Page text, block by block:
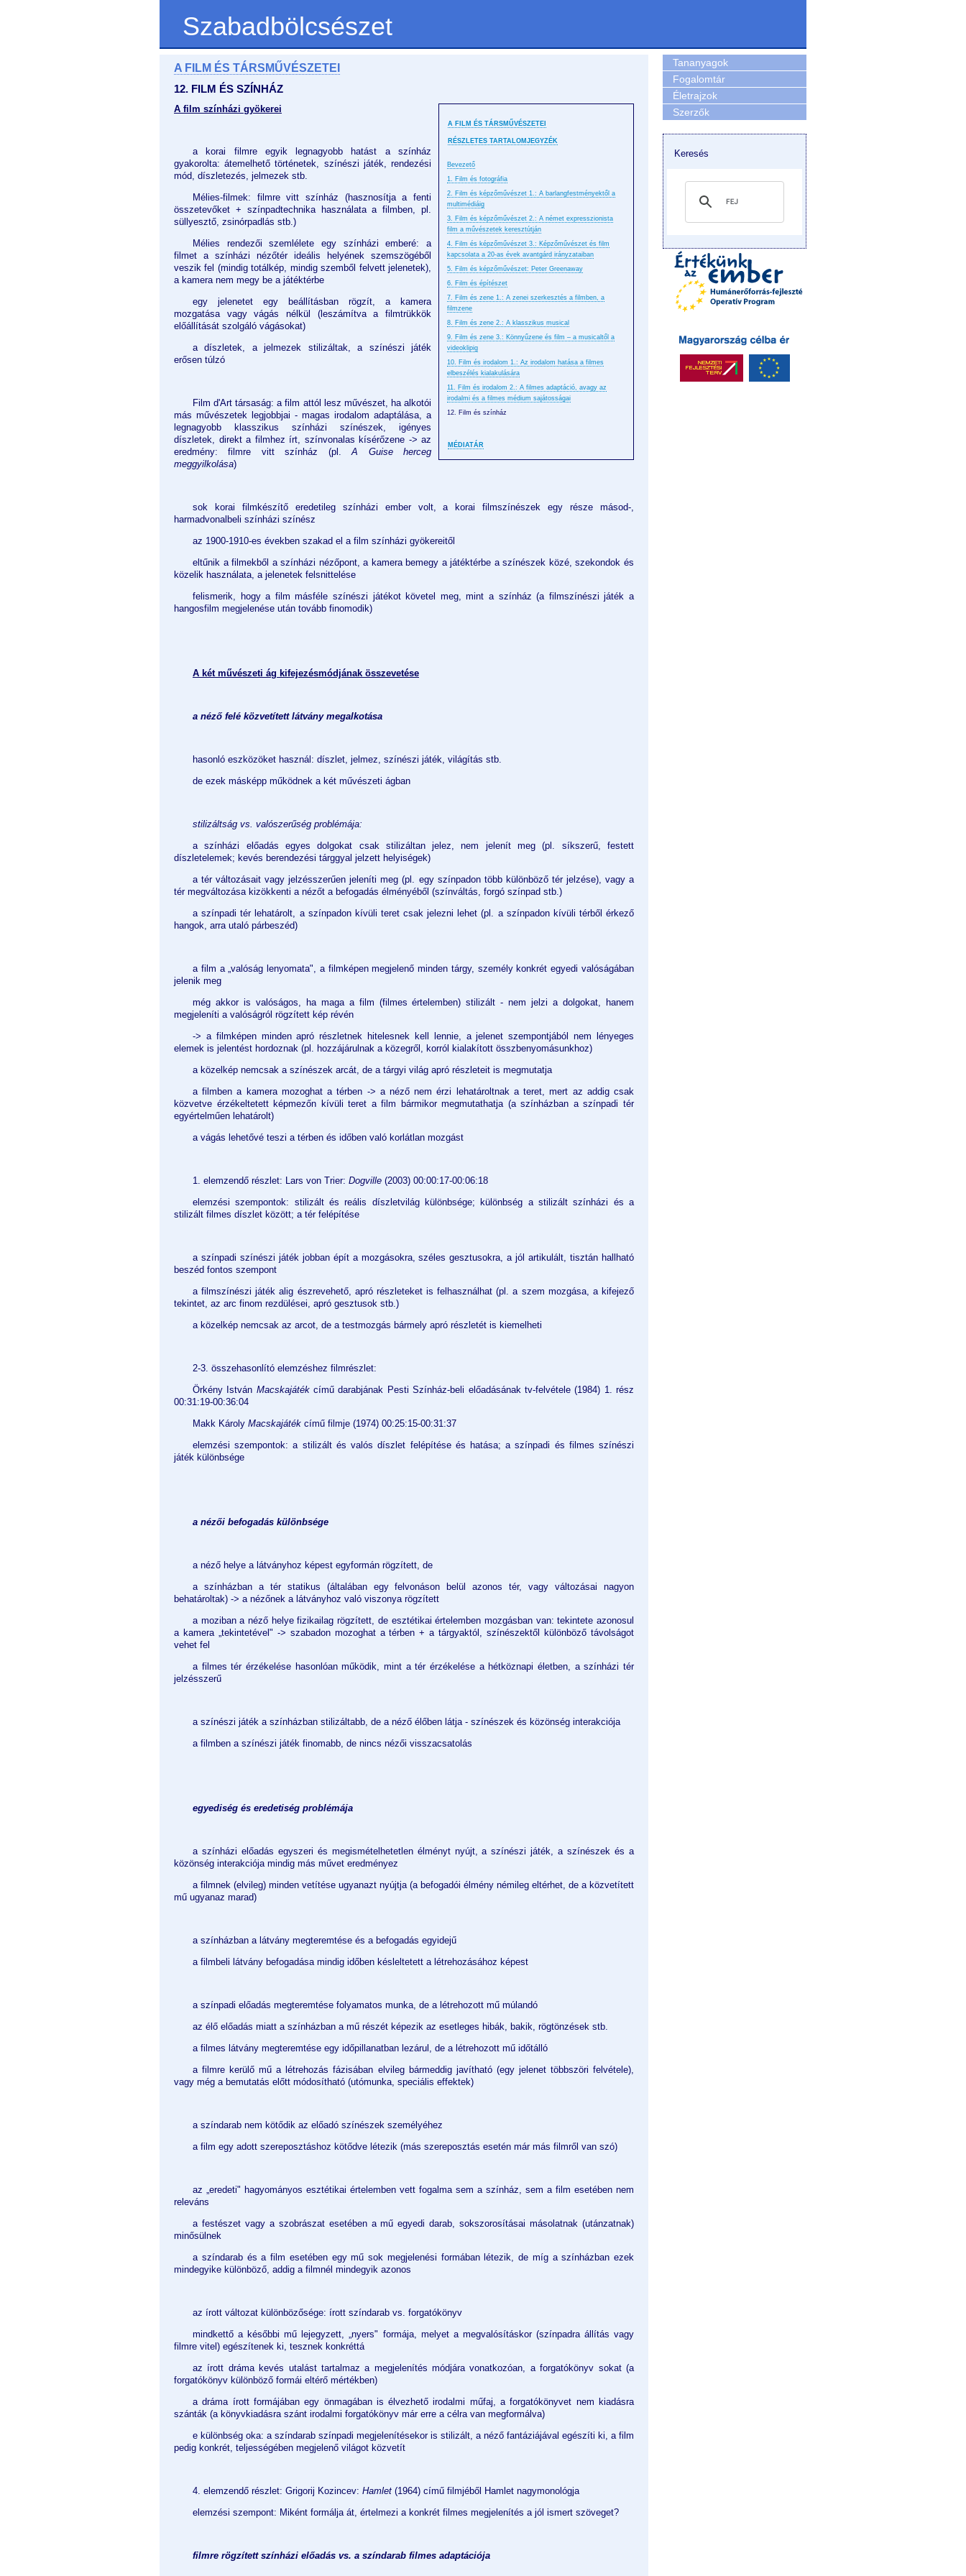
Szabadbölcsészet
A FILM ÉS TÁRSMŰVÉSZETEI
12. FILM ÉS SZÍNHÁZ
A FILM ÉS TÁRSMŰVÉSZETEI
RÉSZLETES TARTALOMJEGYZÉK
Bevezető
1. Film és fotográfia
2. Film és képzőművészet 1.: A barlangfestményektől a
multimédiáig
3. Film és képzőművészet 2.: A német expresszionista
film a művészetek keresztútján
4. Film és képzőművészet 3.: Képzőművészet és film
kapcsolata a 20-as évek avantgárd irányzataiban
5. Film és képzőművészet: Peter Greenaway
6. Film és építészet
7. Film és zene 1.: A zenei szerkesztés a filmben, a
filmzene
8. Film és zene 2.: A klasszikus musical
9. Film és zene 3.: Könnyűzene és film – a musicaltől a
videoklipig
10. Film és irodalom 1.: Az irodalom hatása a filmes
elbeszélés kialakulására
11. Film és irodalom 2.: A filmes adaptáció, avagy az
irodalmi és a filmes médium sajátosságai
12. Film és színház
MÉDIATÁR
A film színházi gyökerei
a korai filmre egyik legnagyobb hatást a színház
gyakorolta: átemelhető történetek, színészi játék, rendezési
mód, díszletezés, jelmezek stb.
Mélies-filmek: filmre vitt színház (hasznosítja a fenti
összetevőket + színpadtechnika használata a filmben, pl.
süllyesztő, zsinórpadlás stb.)
Mélies rendezői szemlélete egy színházi emberé: a
filmet a színházi nézőtér ideális helyének szemszögéből
veszik fel (mindig totálkép, mindig szemből felvett jelenetek),
a kamera nem megy be a játéktérbe
egy jelenetet egy beállításban rögzít, a kamera
mozgatása vagy vágás nélkül (leszámítva a filmtrükkök
előállítását szolgáló vágásokat)
a díszletek, a jelmezek stilizáltak, a színészi játék
erősen túlzó
Film d'Art társaság: a film attól lesz művészet, ha alkotói
más művészetek legjobbjai - magas irodalom adaptálása, a
legnagyobb klasszikus színházi színészek, igényes
díszletek, direkt a filmhez írt, színvonalas kísérőzene -> az
eredmény: filmre vitt színház (pl.A Guise herceg
meggyilkolása)
sok korai filmkészítő eredetileg színházi ember volt, a korai filmszínészek egy része másod-,
harmadvonalbeli színházi színész
az 1900-1910-es években szakad el a film színházi gyökereitől
eltűnik a filmekből a színházi nézőpont, a kamera bemegy a játéktérbe a színészek közé, szekondok és
közelik használata, a jelenetek felsnittelése
felismerik, hogy a film másféle színészi játékot követel meg, mint a színház (a filmszínészi játék a
hangosfilm megjelenése után tovább finomodik)
A két művészeti ág kifejezésmódjának összevetése
a néző felé közvetített látvány megalkotása
hasonló eszközöket használ: díszlet, jelmez, színészi játék, világítás stb.
de ezek másképp működnek a két művészeti ágban
stilizáltság vs. valószerűség problémája:
a színházi előadás egyes dolgokat csak stilizáltan jelez, nem jelenít meg (pl. síkszerű, festett
díszletelemek; kevés berendezési tárggyal jelzett helyiségek)
a tér változásait vagy jelzésszerűen jeleníti meg (pl. egy színpadon több különböző tér jelzése), vagy a
tér megváltozása kizökkenti a nézőt a befogadás élményéből (színváltás, forgó színpad stb.)
a színpadi tér lehatárolt, a színpadon kívüli teret csak jelezni lehet (pl. a színpadon kívüli térből érkező
hangok, arra utaló párbeszéd)
a film a „valóság lenyomata", a filmképen megjelenő minden tárgy, személy konkrét egyedi valóságában
jelenik meg
még akkor is valóságos, ha maga a film (filmes értelemben) stilizált - nem jelzi a dolgokat, hanem
megjeleníti a valóságról rögzített kép révén
-> a filmképen minden apró részletnek hitelesnek kell lennie, a jelenet szempontjából nem lényeges
elemek is jelentést hordoznak (pl. hozzájárulnak a közegről, korról kialakított összbenyomásunkhoz)
a közelkép nemcsak a színészek arcát, de a tárgyi világ apró részleteit is megmutatja
a filmben a kamera mozoghat a térben -> a néző nem érzi lehatároltnak a teret, mert az addig csak
közvetve érzékeltetett képmezőn kívüli teret a film bármikor megmutathatja (a színházban a színpadi tér
egyértelműen lehatárolt)
a vágás lehetővé teszi a térben és időben való korlátlan mozgást
1. elemzendő részlet: Lars von Trier: Dogville (2003) 00:00:17-00:06:18
elemzési szempontok: stilizált és reális díszletvilág különbsége; különbség a stilizált színházi és a
stilizált filmes díszlet között; a tér felépítése
a színpadi színészi játék jobban épít a mozgásokra, széles gesztusokra, a jól artikulált, tisztán hallható
beszéd fontos szempont
a filmszínészi játék alig észrevehető, apró részleteket is felhasználhat (pl. a szem mozgása, a kifejező
tekintet, az arc finom rezdülései, apró gesztusok stb.)
a közelkép nemcsak az arcot, de a testmozgás bármely apró részletét is kiemelheti
2-3. összehasonlító elemzéshez filmrészlet:
Örkény István Macskajátékcímű darabjának Pesti Színház-beli előadásának tv-felvétele (1984) 1. rész
00:31:19-00:36:04
Makk Károly Macskajáték című filmje (1974) 00:25:15-00:31:37
elemzési szempontok: a stilizált és valós díszlet felépítése és hatása; a színpadi és filmes színészi
játék különbsége
a nézői befogadás különbsége
a néző helye a látványhoz képest egyformán rögzített, de
a színházban a tér statikus (általában egy felvonáson belül azonos tér, vagy változásai nagyon
behatároltak) -> a nézőnek a látványhoz való viszonya rögzített
a moziban a néző helye fizikailag rögzített, de esztétikai értelemben mozgásban van: tekintete azonosul
a kamera „tekintetével" -> szabadon mozoghat a térben + a tárgyaktól, színészektől különböző távolságot
vehet fel
a filmes tér érzékelése hasonlóan működik, mint a tér érzékelése a hétköznapi életben, a színházi tér
jelzésszerű
a színészi játék a színházban stilizáltabb, de a néző élőben látja - színészek és közönség interakciója
a filmben a színészi játék finomabb, de nincs nézői visszacsatolás
egyediség és eredetiség problémája
a színházi előadás egyszeri és megismételhetetlen élményt nyújt, a színészi játék, a színészek és a
közönség interakciója mindig más művet eredményez
a filmnek (elvileg) minden vetítése ugyanazt nyújtja (a befogadói élmény némileg eltérhet, de a közvetített
mű ugyanaz marad)
a színházban a látvány megteremtése és a befogadás egyidejű
a filmbeli látvány befogadása mindig időben késleltetett a létrehozásához képest
a színpadi előadás megteremtése folyamatos munka, de a létrehozott mű múlandó
az élő előadás miatt a színházban a mű részét képezik az esetleges hibák, bakik, rögtönzések stb.
a filmes látvány megteremtése egy időpillanatban lezárul, de a létrehozott mű időtálló
a filmre kerülő mű a létrehozás fázisában elvileg bármeddig javítható (egy jelenet többszöri felvétele),
vagy még a bemutatás előtt módosítható (utómunka, speciális effektek)
a színdarab nem kötődik az előadó színészek személyéhez
a film egy adott szereposztáshoz kötődve létezik (más szereposztás esetén már más filmről van szó)
az „eredeti" hagyományos esztétikai értelemben vett fogalma sem a színház, sem a film esetében nem
releváns
a festészet vagy a szobrászat esetében a mű egyedi darab, sokszorosításai másolatnak (utánzatnak)
minősülnek
a színdarab és a film esetében egy mű sok megjelenési formában létezik, de míg a színházban ezek
mindegyike különböző, addig a filmnél mindegyik azonos
az írott változat különbözősége: írott színdarab vs. forgatókönyv
mindkettő a későbbi mű lejegyzett, „nyers" formája, melyet a megvalósításkor (színpadra állítás vagy
filmre vitel) egészítenek ki, tesznek konkréttá
az írott dráma kevés utalást tartalmaz a megjelenítés módjára vonatkozóan, a forgatókönyv sokat (a
forgatókönyv különböző formái eltérő mértékben)
a dráma írott formájában egy önmagában is élvezhető irodalmi műfaj, a forgatókönyvet nem kiadásra
szánták (a könyvkiadásra szánt irodalmi forgatókönyv már erre a célra van megformálva)
e különbség oka: a színdarab színpadi megjelenítésekor is stilizált, a néző fantáziájával egészíti ki, a film
pedig konkrét, teljességében megjelenő világot közvetít
4. elemzendő részlet: Grigorij Kozincev: Hamlet (1964) című filmjéből Hamlet nagymonológja
elemzési szempont: Miként formálja át, értelmezi a konkrét filmes megjelenítés a jól ismert szöveget?
filmre rögzített színházi előadás vs. a színdarab filmes adaptációja
Tananyagok
Fogalomtár
Életrajzok
Szerzők
Keresés